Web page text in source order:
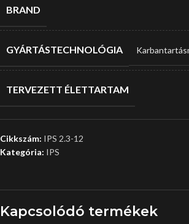
BRAND
GYÁRTÁSTECHNOLÓGIA
TERVEZETT ÉLETTARTAM
Cikkszám: IPS 2.3-12
Kategória: IPS
Kapcsolódó termékek